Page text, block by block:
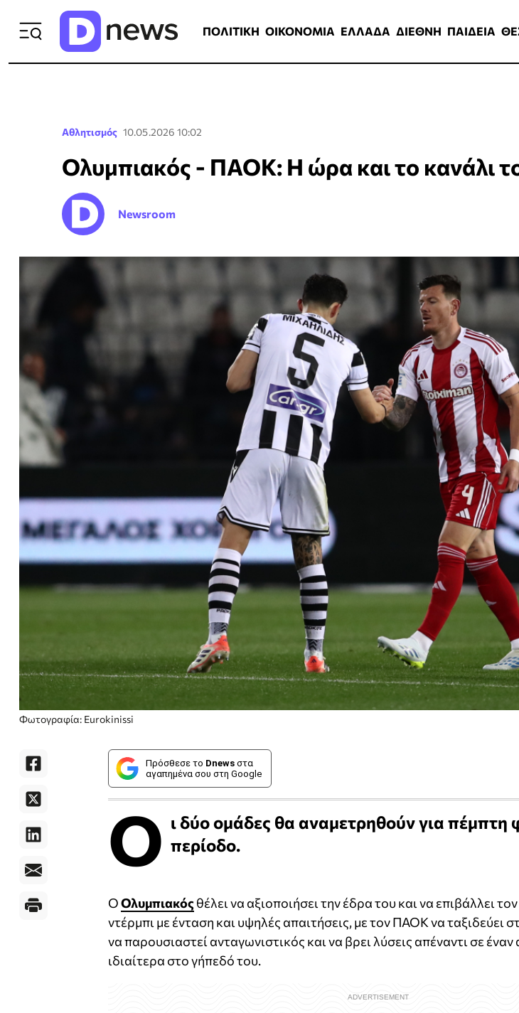
ΠΟΛΙΤΙΚΗ ΟΙΚΟΝΟΜΙΑ ΕΛΛΑΔΑ ΔΙΕΘΝΗ ΠΑΙΔΕΙΑ
Αθλητισμός 10.05.2026 10:02
Ολυμπιακός - ΠΑΟΚ: Η ώρα και το κανάλι
Newsroom
Φωτογραφία: Eurokinissi
Πρόσθεσε το Dnews στα
αγαπημένα σου στη Google
Ο ι δύο ομάδες θα αναμετρηθούν για πέμπτη
περίοδο.
ΟΟλυμπιακός θέλει να αξιοποιήσει την έδρα του και να επιβάλλει
ντέρμπι με ένταση και υψηλές απαιτήσεις, με τον ΠΑΟΚ να ταξιδεύει
να παρουσιαστεί ανταγωνιστικός και να βρει λύσεις απέναντι σε έναν
ιδιαίτερα στο γήπεδό του.